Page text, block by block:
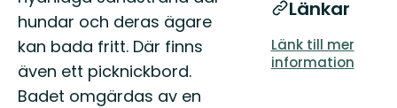
hundar och deras ägare
kan bada fritt. Där finns
även ett picknickbord.
Badet omgärdas av en
Länkar
Länk till mer
information